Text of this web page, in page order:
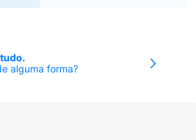
alguma forma?